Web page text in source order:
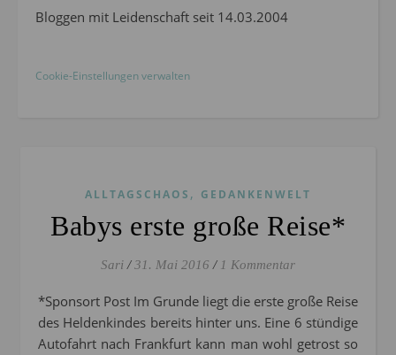
Bloggen mit Leidenschaft seit 14.03.2004
Cookie-Einstellungen verwalten
ALLTAGSCHAOS , GEDANKENWELT
Babys erste große Reise*
Sari / 31. Mai 2016 / 1 Kommentar
*Sponsort Post Im Grunde liegt die erste große Reise
des Heldenkindes bereits hinter uns. Eine 6 stündige
Autofahrt nach Frankfurt kann man wohl getrost so